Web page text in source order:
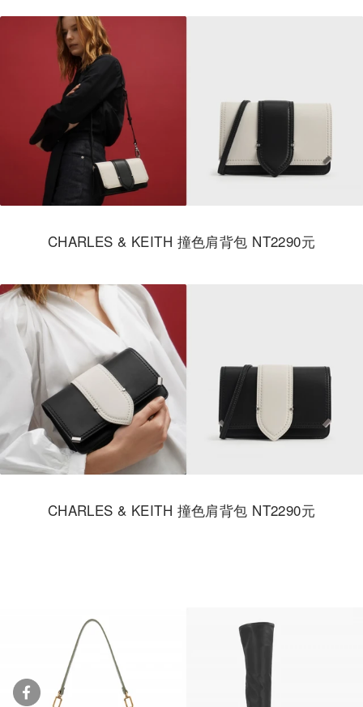
CHARLES & KEITH 撞色肩背包 NT2290元
CHARLES & KEITH 撞色肩背包 NT2290元